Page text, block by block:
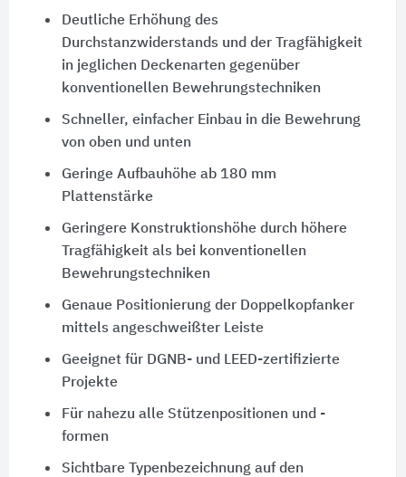
Deutliche Erhöhung des
Durchstanzwiderstands und der Tragfähigkeit
in jeglichen Deckenarten gegenüber
konventionellen Bewehrungstechniken
Schneller, einfacher Einbau in die Bewehrung
von oben und unten
Geringe Aufbauhöhe ab 180 mm
Plattenstärke
Geringere Konstruktionshöhe durch höhere
Tragfähigkeit als bei konventionellen
Bewehrungstechniken
Genaue Positionierung der Doppelkopfanker
mittels angeschweißter Leiste
Geeignet für DGNB- und LEED-zertifizierte
Projekte
Für nahezu alle Stützenpositionen und -
formen
Sichtbare Typenbezeichnung auf den